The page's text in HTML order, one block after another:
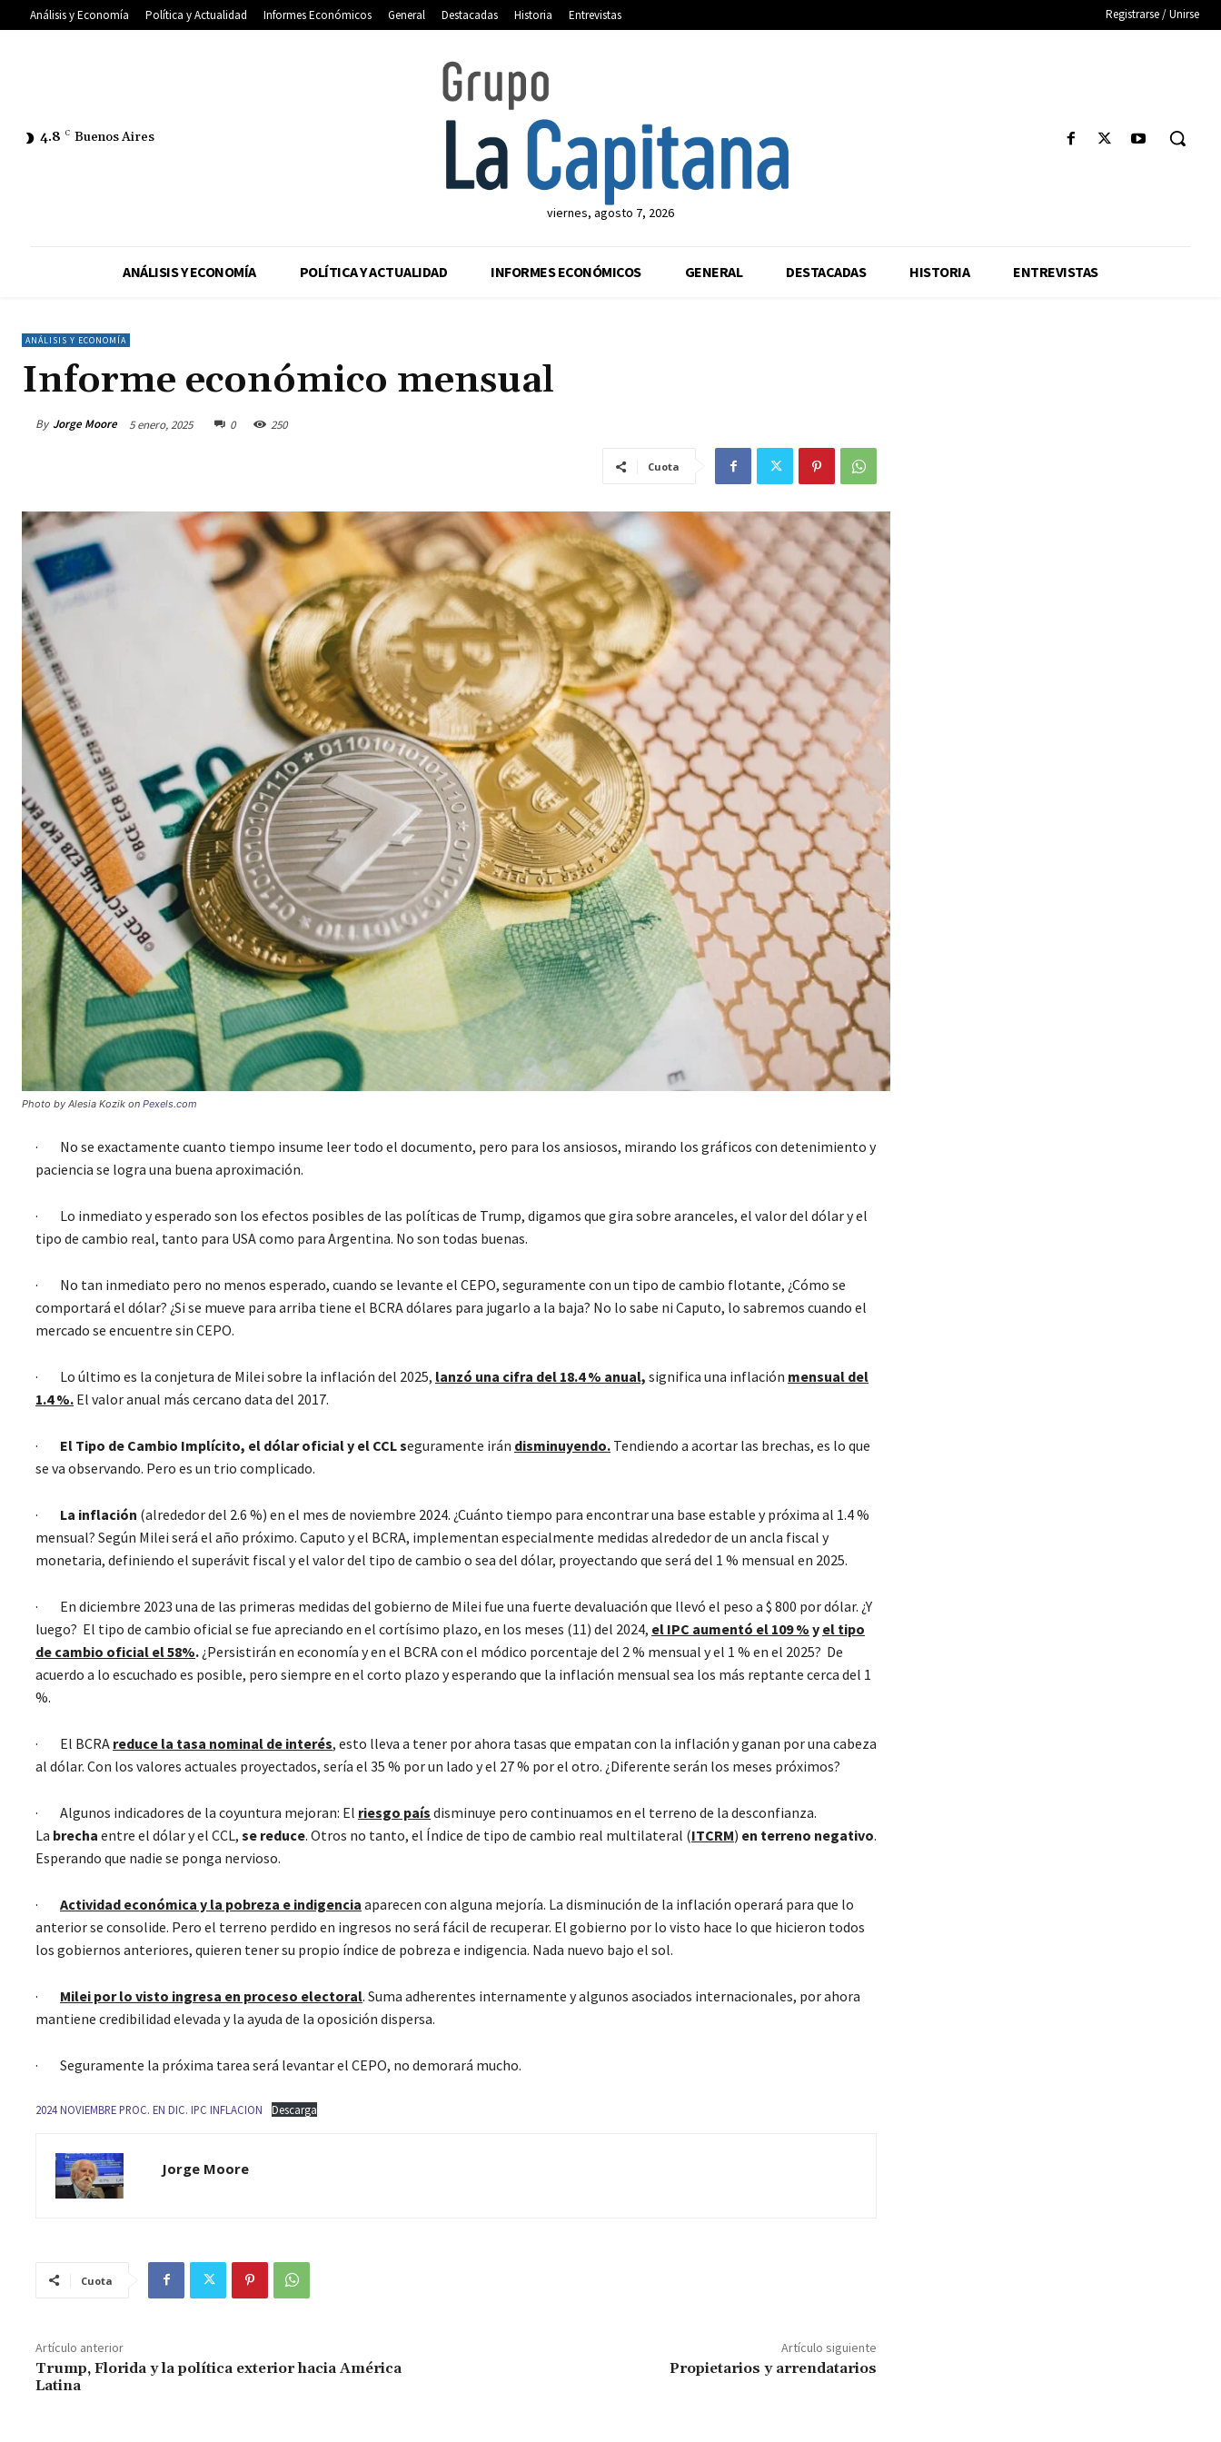
Análisis y Economía Política y Actualidad Informes Económicos General Destacadas Historia Entrevistas Registrarse / Unirse
4.8 C Buenos Aires
viernes, agosto 7, 2026
ANÁLISIS Y ECONOMÍA POLÍTICA Y ACTUALIDAD INFORMES ECONÓMICOS GENERAL DESTACADAS HISTORIA ENTREVISTAS
ANÁLISIS Y ECONOMÍA
Informe económico mensual
By Jorge Moore 5 enero, 2025 0 250
Cuota
Photo by Alesia Kozik on Pexels.com
· No se exactamente cuanto tiempo insume leer todo el documento, pero para los ansiosos, mirando los gráficos con detenimiento y
paciencia se logra una buena aproximación.
· Lo inmediato y esperado son los efectos posibles de las políticas de Trump, digamos que gira sobre aranceles, el valor del dólar y el
tipo de cambio real, tanto para USA como para Argentina. No son todas buenas.
· No tan inmediato pero no menos esperado, cuando se levante el CEPO, seguramente con un tipo de cambio flotante, ¿Cómo se
comportará el dólar? ¿Si se mueve para arriba tiene el BCRA dólares para jugarlo a la baja? No lo sabe ni Caputo, lo sabremos cuando el
mercado se encuentre sin CEPO.
· Lo último es la conjetura de Milei sobre la inflación del 2025, lanzó una cifra del 18.4 % anual, significa una inflación mensual del
1.4 %. El valor anual más cercano data del 2017.
· El Tipo de Cambio Implícito, el dólar oficial y el CCL seguramente irán disminuyendo. Tendiendo a acortar las brechas, es lo que
se va observando. Pero es un trio complicado.
· La inflación (alrededor del 2.6 %) en el mes de noviembre 2024. ¿Cuánto tiempo para encontrar una base estable y próxima al 1.4 %
mensual? Según Milei será el año próximo. Caputo y el BCRA, implementan especialmente medidas alrededor de un ancla fiscal y
monetaria, definiendo el superávit fiscal y el valor del tipo de cambio o sea del dólar, proyectando que será del 1 % mensual en 2025.
· En diciembre 2023 una de las primeras medidas del gobierno de Milei fue una fuerte devaluación que llevó el peso a $ 800 por dólar. ¿Y
luego? El tipo de cambio oficial se fue apreciando en el cortísimo plazo, en los meses (11) del 2024, el IPC aumentó el 109 % y el tipo
de cambio oficial el 58%. ¿Persistirán en economía y en el BCRA con el módico porcentaje del 2 % mensual y el 1 % en el 2025? De
acuerdo a lo escuchado es posible, pero siempre en el corto plazo y esperando que la inflación mensual sea los más reptante cerca del 1
%.
· El BCRA reduce la tasa nominal de interés, esto lleva a tener por ahora tasas que empatan con la inflación y ganan por una cabeza
al dólar. Con los valores actuales proyectados, sería el 35 % por un lado y el 27 % por el otro. ¿Diferente serán los meses próximos?
· Algunos indicadores de la coyuntura mejoran: El riesgo país disminuye pero continuamos en el terreno de la desconfianza.
La brecha entre el dólar y el CCL, se reduce. Otros no tanto, el Índice de tipo de cambio real multilateral (ITCRM) en terreno negativo.
Esperando que nadie se ponga nervioso.
· Actividad económica y la pobreza e indigencia aparecen con alguna mejoría. La disminución de la inflación operará para que lo
anterior se consolide. Pero el terreno perdido en ingresos no será fácil de recuperar. El gobierno por lo visto hace lo que hicieron todos
los gobiernos anteriores, quieren tener su propio índice de pobreza e indigencia. Nada nuevo bajo el sol.
· Milei por lo visto ingresa en proceso electoral. Suma adherentes internamente y algunos asociados internacionales, por ahora
mantiene credibilidad elevada y la ayuda de la oposición dispersa.
· Seguramente la próxima tarea será levantar el CEPO, no demorará mucho.
2024 NOVIEMBRE PROC. EN DIC. IPC INFLACION Descarga
Jorge Moore
Cuota
Artículo anterior
Trump, Florida y la política exterior hacia América
Latina
Artículo siguiente
Propietarios y arrendatarios